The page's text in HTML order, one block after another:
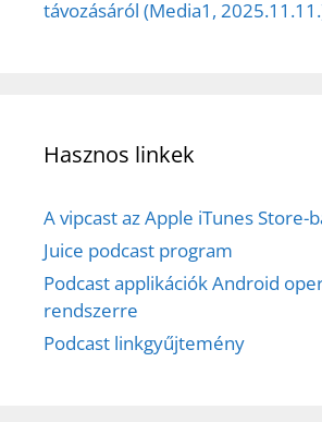
távozásáról (Media1,
Hasznos linkek
A vipcast az Apple iTunes Store-
Juice podcast program
Podcast applikációk Android
rendszerre
Podcast linkgyűjtemény